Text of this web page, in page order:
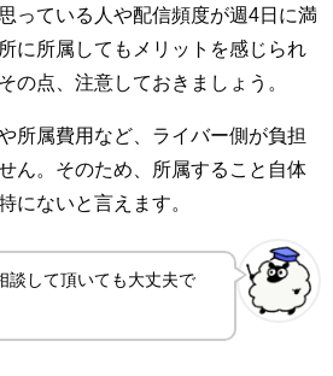
っている人や配信頻度が週4日に満
に所属してもメリットを感じられ
の点、注意しておきましょう。
所属費用など、ライバー側が負担
ん。そのため、所属すること自体
にないと言えます。
談して頂いても大丈夫で